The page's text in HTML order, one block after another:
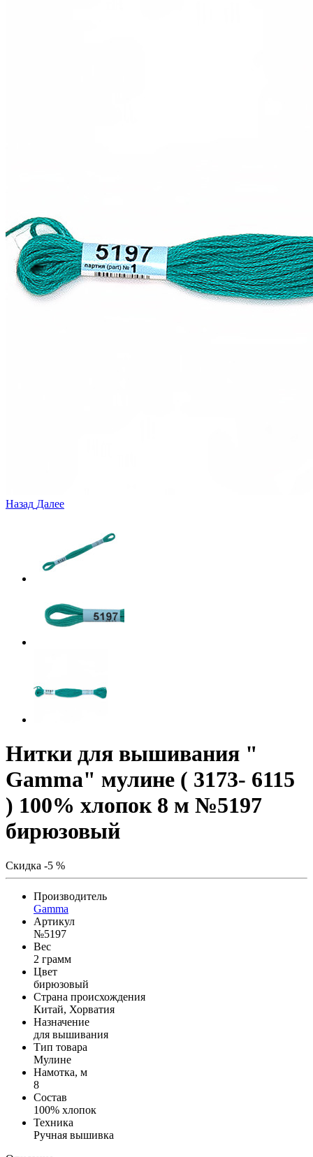
Назад Далее
Нитки для вышивания "
Gamma" мулине ( 3173- 6115
) 100% хлопок 8 м №5197
бирюзовый
Скидка -5 %
Производитель
Gamma
Артикул
№5197
Вес
2 грамм
Цвет
бирюзовый
Страна происхождения
Китай, Хорватия
Назначение
для вышивания
Тип товара
Мулине
Намотка, м
8
Состав
100% хлопок
Техника
Ручная вышивка